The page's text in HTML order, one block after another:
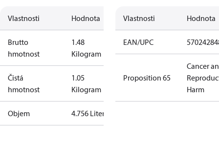
Vlastnosti Hodnota
Brutto
hmotnost
1.48
Kilogram
Čistá
hmotnost
1.05
Kilogram
Objem 4.756 Liter
Vlastnosti Hodnota
EAN/UPC
Proposition 65
Cancer
Harm